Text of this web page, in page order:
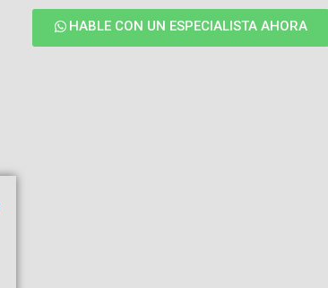
HABLE CON UN ESPECIALISTA AHORA